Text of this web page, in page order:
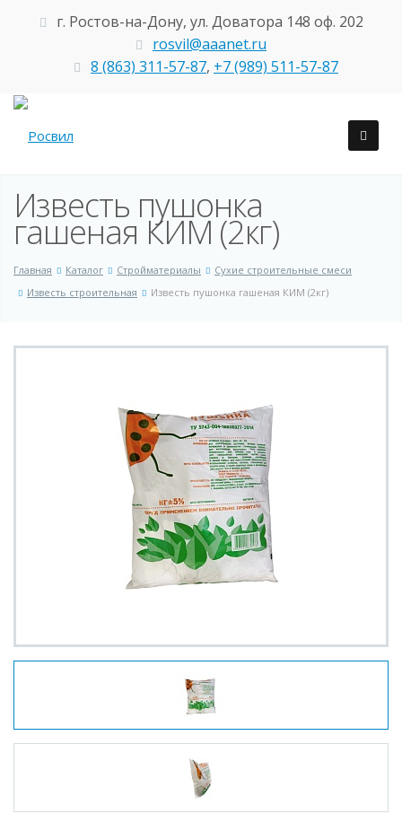
г. Ростов-на-Дону, ул. Доватора 148 оф. 202
rosvil@aaanet.ru
8 (863) 311-57-87, +7 (989) 511-57-87
Известь пушонка
гашеная КИМ (2кг)
Главная Каталог Стройматериалы
Сухие строительные смеси
Известь строительная
Известь пушонка гашеная КИМ (2кг)